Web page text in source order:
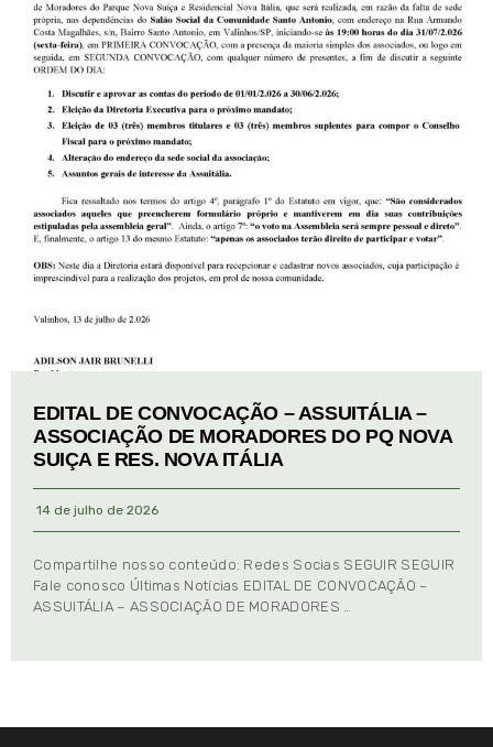
EDITAL DE CONVOCAÇÃO – ASSUITÁLIA –
ASSOCIAÇÃO DE MORADORES DO PQ NOVA
SUIÇA E RES. NOVA ITÁLIA
14 de julho de 2026
Compartilhe nosso conteúdo: Redes Socias SEGUIR SEGUIR
Fale conosco Últimas Notícias EDITAL DE CONVOCAÇÃO –
ASSUITÁLIA – ASSOCIAÇÃO DE MORADORES …